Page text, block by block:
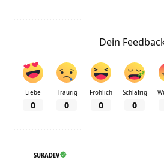
Dein
Liebe
0
Traurig
0
Fröhlich
0
Schläfrig
0
SUKADEV